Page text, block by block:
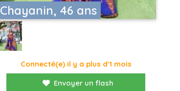
Chayanin, 46 ans
Connecté(e) il y a plus d'1 mois
Envoyer un flash